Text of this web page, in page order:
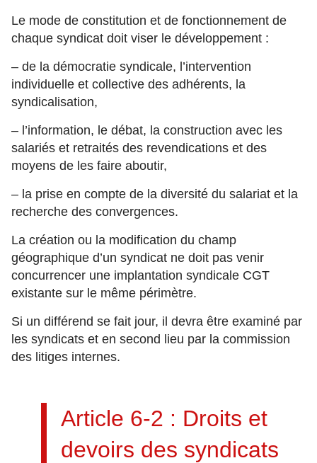
Le mode de constitution et de fonctionnement de
chaque syndicat doit viser le développement :
– de la démocratie syndicale, l’intervention
individuelle et collective des adhérents, la
syndicalisation,
– l’information, le débat, la construction avec les
salariés et retraités des revendications et des
moyens de les faire aboutir,
– la prise en compte de la diversité du salariat et la
recherche des convergences.
La création ou la modification du champ
géographique d’un syndicat ne doit pas venir
concurrencer une implantation syndicale CGT
existante sur le même périmètre.
Si un différend se fait jour, il devra être examiné par
les syndicats et en second lieu par la commission
des litiges internes.
Article 6-2 : Droits et
devoirs des syndicats